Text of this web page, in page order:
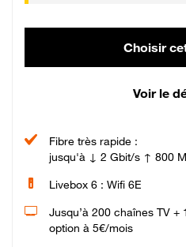
Choisir
Voir le
Fibre très rapide :
jusqu'à ↓ 2 Gbit/s ↑ 800
Livebox 6 : Wifi 6E
Jusqu’à 200 chaînes TV +
option à 5€/mois